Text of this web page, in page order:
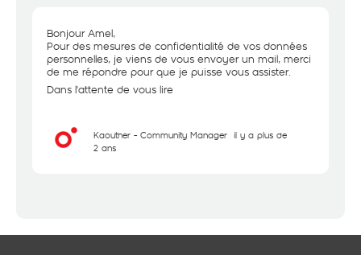
Bonjour Amel,
Pour des mesures de confidentialité de vos données
personnelles, je viens de vous envoyer un mail, merci
de me répondre pour que je puisse vous assister.
Dans l'attente de vous lire
Kaouther - Community Manager il y a plus de
2 ans